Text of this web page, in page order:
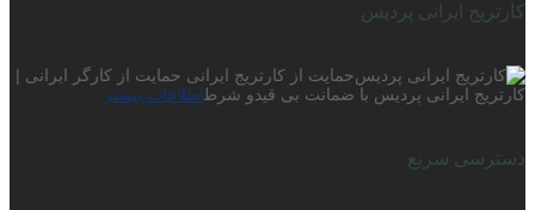
کارتریج ایرانی پردیس
حمایت از کارتریج ایرانی حمایت از کارگر ایرانی |
کارتریج ایرانی پردیس با ضمانت بی قیدو شرطاطلاعات بیشتر
دسترسی سریع